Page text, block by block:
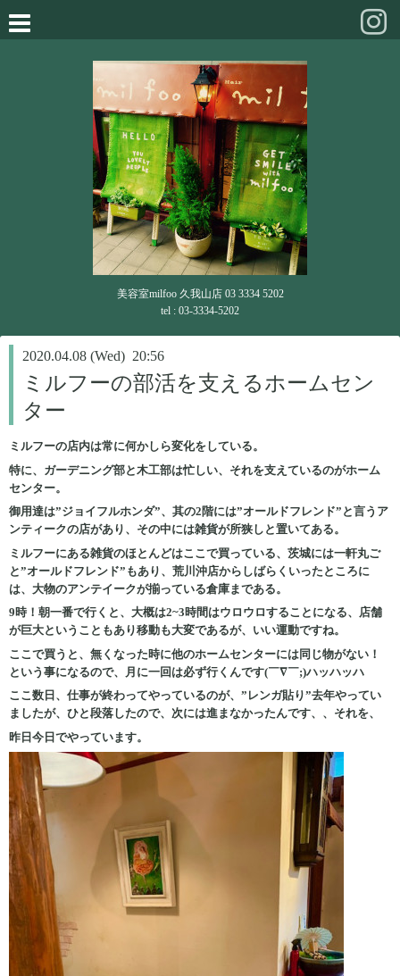
美容室milfoo 久我山店 03 3334 5202
tel : 03-3334-5202
2020.04.08 (Wed) 20:56
ミルフーの部活を支えるホームセン
ター
ミルフーの店内は常に何かしら変化をしている。
特に、ガーデニング部と木工部は忙しい、それを支えているのがホーム
センター。
御用達は”ジョイフルホンダ”、其の2階には”オールドフレンド”と言うア
ンティークの店があり、その中には雑貨が所狭しと置いてある。
ミルフーにある雑貨のほとんどはここで買っている、茨城には一軒丸ご
と”オールドフレンド”もあり、荒川沖店からしばらくいったところに
は、大物のアンテイークが揃っている倉庫まである。
9時！朝一番で行くと、大概は2~3時間はウロウロすることになる、店舗
が巨大ということもあり移動も大変であるが、いい運動ですね。
ここで買うと、無くなった時に他のホームセンターには同じ物がない！
という事になるので、月に一回は必ず行くんです(￣∇￣;)ハッハッハ
ここ数日、仕事が終わってやっているのが、”レンガ貼り”去年やってい
ましたが、ひと段落したので、次には進まなかったんです、、それを、
昨日今日でやっています。